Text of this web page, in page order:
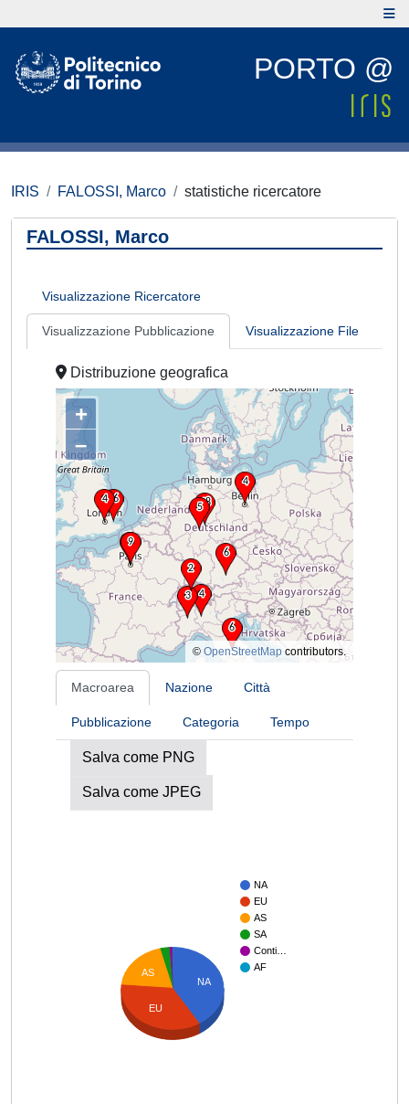
PORTO @
IRIS FALOSSI, Marco statistiche ricercatore
FALOSSI, Marco
Visualizzazione Ricercatore
Visualizzazione Pubblicazione Visualizzazione File
Distribuzione geografica
+
–
© OpenStreetMap contributors.
Macroarea Nazione Città
Pubblicazione Categoria Tempo
Salva come PNG
Salva come JPEG
NA
EU
AS
SA
Conti…
AF
NA
AS
EU